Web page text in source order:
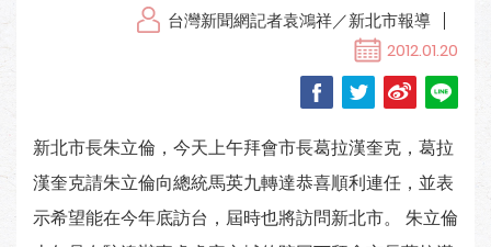
台灣新聞網記者袁鴻祥／新北市報導
2012.01.20
新北市長朱立倫，今天上午拜會市長葛拉漢奎克，葛拉
漢奎克請朱立倫向總統馬英九轉達恭喜順利連任，並表
示希望能在今年底訪台，屆時也將訪問新北市。 朱立倫